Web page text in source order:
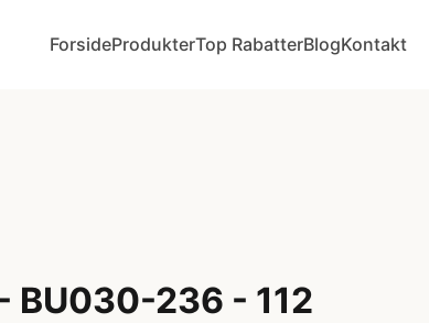
ForsideProdukterTop RabatterBlogKontakt
BU030-236 - 112